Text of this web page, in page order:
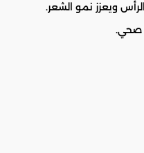
ويعزز نمو الشعر.
صحي.